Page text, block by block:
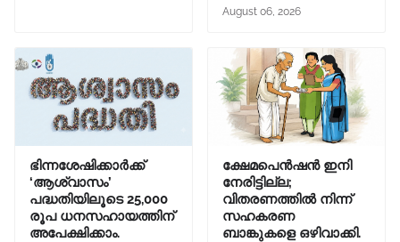
August 06, 2026
ഭിന്നശേഷിക്കാർക്ക്
‘ആശ്വാസം’
പദ്ധതിയിലൂടെ 25,000
രൂപ ധനസഹായത്തിന്
അപേക്ഷിക്കാം.
ക്ഷേമപെൻഷൻ ഇനി
നേരിട്ടില്ല;
വിതരണത്തിൽ നിന്ന്
സഹകരണ
ബാങ്കുകളെ ഒഴിവാക്കി.